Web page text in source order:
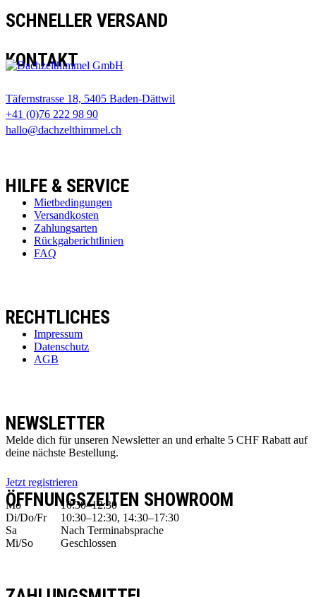
SCHNELLER VERSAND
KONTAKT
Täfernstrasse 18, 5405 Baden-Dättwil
+41 (0)76 222 98 90
hallo@dachzelthimmel.ch
HILFE & SERVICE
Mietbedingungen
Versandkosten
Zahlungsarten
Rückgaberichtlinien
FAQ
RECHTLICHES
Impressum
Datenschutz
AGB
NEWSLETTER
Melde dich für unseren Newsletter an und erhalte 5 CHF Rabatt auf
deine nächste Bestellung.
Jetzt registrieren
ÖFFNUNGSZEITEN SHOWROOM
Mo
10:30–12:30
Di/Do/Fr
10:30–12:30, 14:30–17:30
Sa
Nach Terminabsprache
Mi/So
Geschlossen